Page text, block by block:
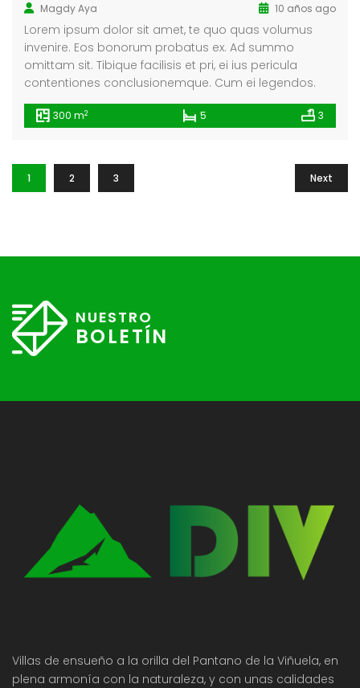
Magdy Aya
10 años ago
Lorem ipsum dolor sit amet, te quo quas volumus
invenire. Eos bonorum probatus ex. Ad summo
omittam sit. Tibique facilisis et pri, ei ius pericula
contentiones conclusionemque. Cum ei legendos.
300 m2 5 3
1 2 3 Next
NUESTRO
BOLETÍN
Villas de ensueño a la orilla del Pantano de la Viñuela, en
plena armonía con la naturaleza, y con unas calidades